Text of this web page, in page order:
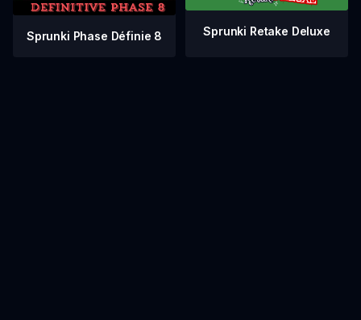
Sprunki Phase Définie 8 Sprunki Retake Deluxe